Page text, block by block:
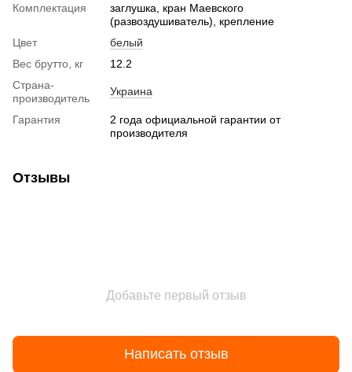
Комплектация
заглушка, кран Маевского
(развоздушиватель), крепление
Цвет
белый
Вес брутто, кг
12.2
Страна-
производитель
Украина
Гарантия
2 года официальной гарантии от
производителя
Отзывы
Добавьте первый отзыв
Написать отзыв